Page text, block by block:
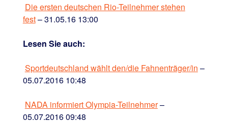
Die ersten deutschen Rio-Teilnehmer stehen
fest– 31.05.16 13:00
Lesen Sie auch:
Sportdeutschland wählt den/die Fahnenträger/in –
05.07.2016 10:48
NADA informiert Olympia-Teilnehmer–
05.07.2016 09:48